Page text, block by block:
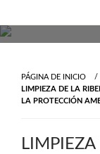
al
contenido
PÁGINA DE INICIO
LIMPIEZA DE LA
LA PROTECCIÓN
LIMPIEZA